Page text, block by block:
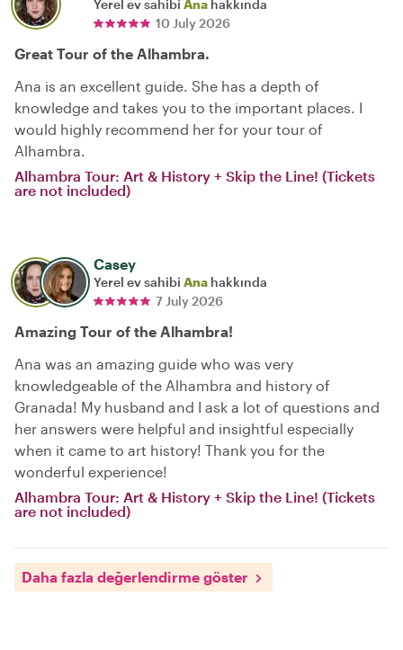
Yerel ev sahibi Ana hakkında
10 July 2026
Great Tour of the Alhambra.
Ana is an excellent guide. She has a depth of
knowledge and takes you to the important places. I
would highly recommend her for your tour of
Alhambra.
Alhambra Tour: Art & History + Skip the Line! (Tickets
are not included)
Casey
Yerel ev sahibi Ana hakkında
7 July 2026
Amazing Tour of the Alhambra!
Ana was an amazing guide who was very
knowledgeable of the Alhambra and history of
Granada! My husband and I ask a lot of questions and
her answers were helpful and insightful especially
when it came to art history! Thank you for the
wonderful experience!
Alhambra Tour: Art & History + Skip the Line! (Tickets
are not included)
Daha fazla değerlendirme göster